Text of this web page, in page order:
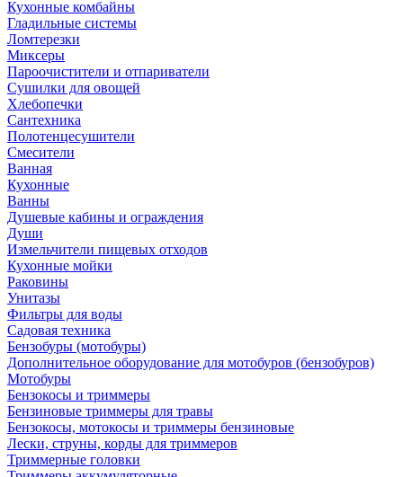
Кухонные комбайны
Гладильные системы
Ломтерезки
Миксеры
Пароочистители и отпариватели
Сушилки для овощей
Хлебопечки
Сантехника
Полотенцесушители
Смесители
Ванная
Кухонные
Ванны
Душевые кабины и ограждения
Души
Измельчители пищевых отходов
Кухонные мойки
Раковины
Унитазы
Фильтры для воды
Садовая техника
Бензобуры (мотобуры)
Дополнительное оборудование для мотобуров (бензобуров)
Мотобуры
Бензокосы и триммеры
Бензиновые триммеры для травы
Бензокосы, мотокосы и триммеры бензиновые
Лески, струны, корды для триммеров
Триммерные головки